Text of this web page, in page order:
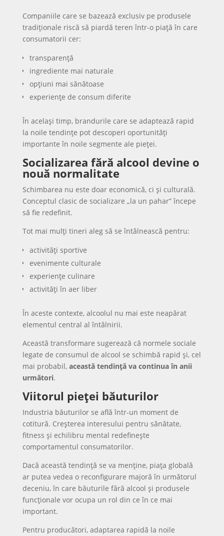
Companiile care se bazează exclusiv pe produsele
tradiționale riscă să piardă teren într-o piață în care
consumatorii cer:
transparență
ingrediente mai naturale
opțiuni mai sănătoase
experiențe de consum diferite
În același timp, brandurile care se adaptează rapid
la noile tendințe pot descoperi oportunități
importante în noile segmente ale pieței.
Socializarea fără alcool devine o
nouă normalitate
Schimbarea nu este doar economică, ci și culturală.
Conceptul clasic de socializare „la un pahar” începe
să fie redefinit.
Tot mai mulți tineri aleg să se întâlnească pentru:
activități sportive
evenimente culturale
experiențe culinare
activități în aer liber
În aceste contexte, alcoolul nu mai este neapărat
elementul central al întâlnirii.
Această transformare sugerează că normele sociale
legate de consumul de alcool se schimbă rapid și, cel
mai probabil, această tendință va continua în anii
următori.
Viitorul pieței băuturilor
Industria băuturilor se află într-un moment de
cotitură. Creșterea interesului pentru sănătate,
fitness și echilibru mental redefinește
comportamentul consumatorilor.
Dacă această tendință se va menține, piața globală
ar putea vedea o reconfigurare majoră în următorul
deceniu, în care băuturile fără alcool și produsele
funcționale vor ocupa un rol din ce în ce mai
important.
Pentru producători, adaptarea rapidă la noile